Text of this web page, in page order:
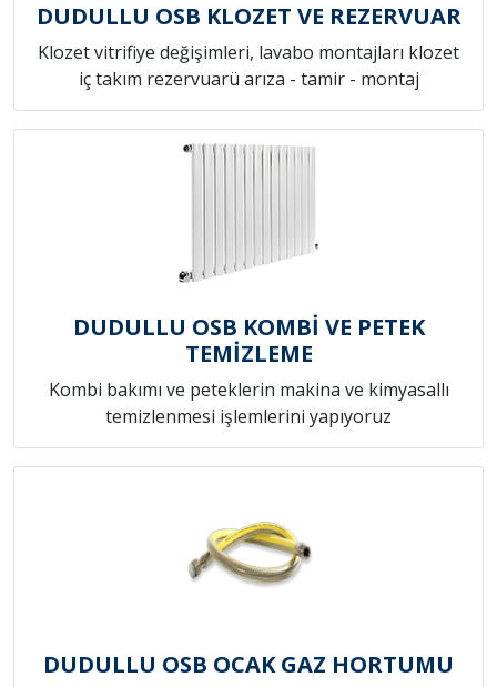
DUDULLU OSB KLOZET VE REZERVUAR
Klozet vitrifiye değişimleri, lavabo montajları klozet
iç takım rezervuarü arıza - tamir - montaj
DUDULLU OSB KOMBİ VE PETEK
TEMİZLEME
Kombi bakımı ve peteklerin makina ve kimyasallı
temizlenmesi işlemlerini yapıyoruz
DUDULLU OSB OCAK GAZ HORTUMU